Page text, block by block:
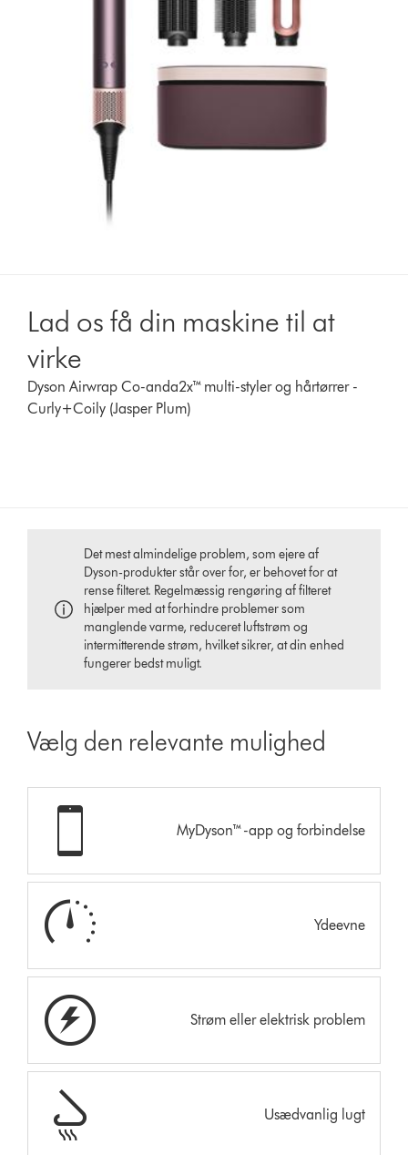
Lad os få din maskine til at
virke
Dyson Airwrap Co-anda2x™ multi-styler og hårtørrer -
Curly+Coily (Jasper Plum)
Det mest almindelige problem, som ejere af
Dyson-produkter står over for, er behovet for at
rense filteret. Regelmæssig rengøring af filteret
hjælper med at forhindre problemer som
manglende varme, reduceret luftstrøm og
intermitterende strøm, hvilket sikrer, at din enhed
fungerer bedst muligt.
Vælg den relevante mulighed
MyDyson™-app og forbindelse
Ydeevne
Strøm eller elektrisk problem
Usædvanlig lugt